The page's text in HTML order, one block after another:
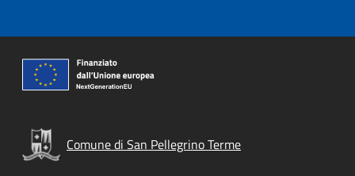
Comune di San Pellegrino Terme